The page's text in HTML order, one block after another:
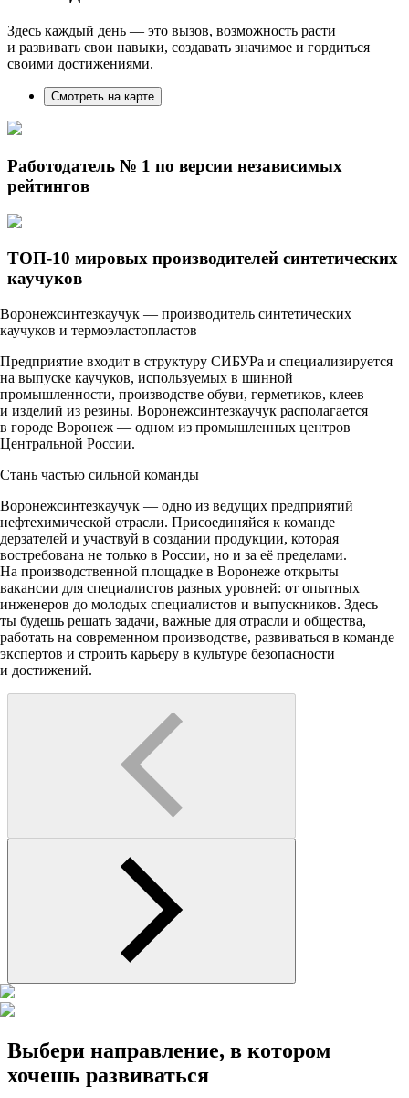
Здесь каждый день — это вызов, возможность расти
и развивать свои навыки, создавать значимое и гордиться
своими достижениями.
Смотреть на карте
Работодатель № 1 по версии независимых
рейтингов
ТОП-10 мировых производителей синтетических
каучуков
Воронежсинтезкаучук — производитель синтетических
каучуков и термоэластопластов
Предприятие входит в структуру СИБУРа и специализируется
на выпуске каучуков, используемых в шинной
промышленности, производстве обуви, герметиков, клеев
и изделий из резины. Воронежсинтезкаучук располагается
в городе Воронеж — одном из промышленных центров
Центральной России.
Стань частью сильной команды
Воронежсинтезкаучук — одно из ведущих предприятий
нефтехимической отрасли. Присоединяйся к команде
дерзателей и участвуй в создании продукции, которая
востребована не только в России, но и за её пределами.
На производственной площадке в Воронеже открыты
вакансии для специалистов разных уровней: от опытных
инженеров до молодых специалистов и выпускников. Здесь
ты будешь решать задачи, важные для отрасли и общества,
работать на современном производстве, развиваться в команде
экспертов и строить карьеру в культуре безопасности
и достижений.
Выбери направление, в котором
хочешь развиваться